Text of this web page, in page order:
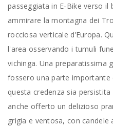
passeggiata in E-Bike verso il
ammirare la montagna dei
rocciosa verticale d’Europa.
l'area osservando i tumuli
vichinga. Una preparatissima
fossero una parte
questa credenza sia
anche offerto un delizioso
grigia e ventosa, con